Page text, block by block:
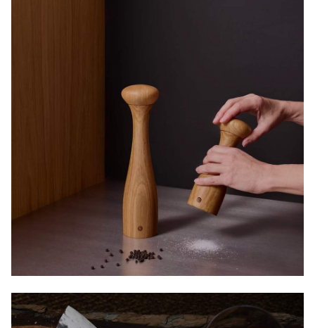
KAMPANJEPRISER PÅ UTVALGTE
KRYDDERKVERNER